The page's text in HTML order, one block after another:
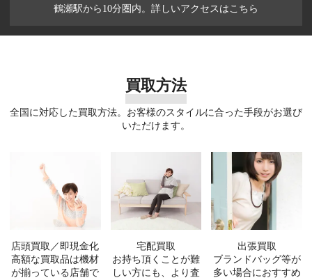
鶴瀬駅から10分圏内。詳しいアクセスはこちら
買取方法
全国に対応した買取方法。お客様のスタイルに合った手段がお選び
いただけます。
店頭買取／即現金化
高額な買取品は機材
が揃っている店舗で
宅配買取
お持ち頂くことが難
しい方にも、より査
出張買取
ブランドバッグ等が
多い場合におすすめ